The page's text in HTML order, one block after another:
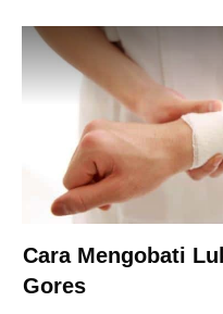
Cara Mengobati
Gores